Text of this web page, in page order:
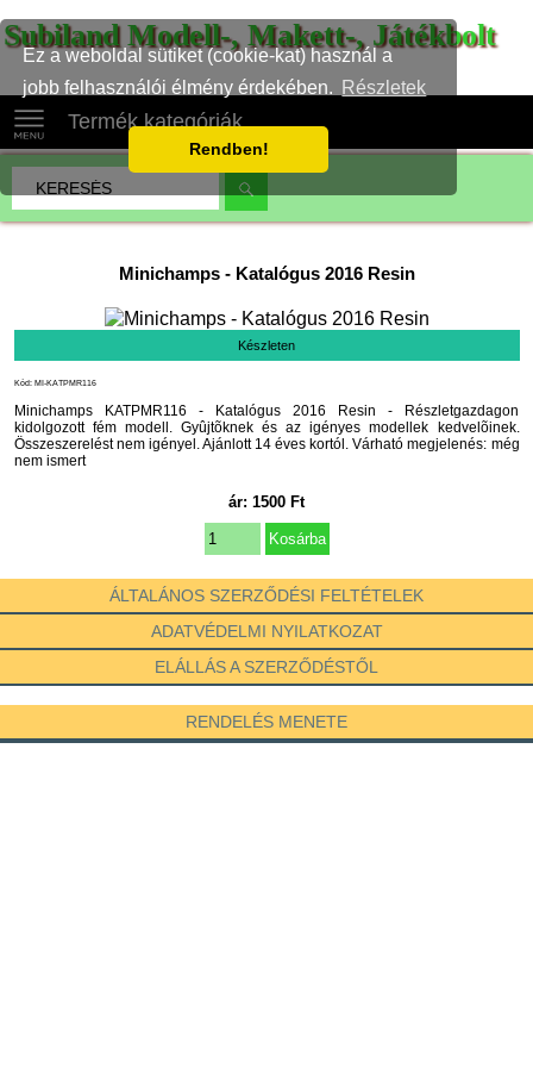
Ez a weboldal sütiket (cookie-kat) használ a
jobb felhasználói élmény érdekében.
Részletek
Rendben!
Subiland Modell-, Makett-, Játékbolt
Termék kategóriák
Minichamps- Katalógus 2016 Resin
Készleten
Kód: MI-KATPMR116
Minichamps KATPMR116 - Katalógus 2016 Resin - Részletgazdagon
kidolgozott fém modell. Gyûjtõknek és az igényes modellek kedvelõinek.
Összeszerelést nem igényel. Ajánlott 14 éves kortól. Várható megjelenés: még
nem ismert
ár: 1500 Ft
ÁLTALÁNOS SZERZŐDÉSI FELTÉTELEK
ADATVÉDELMI NYILATKOZAT
ELÁLLÁS A SZERZŐDÉSTŐL
RENDELÉS MENETE